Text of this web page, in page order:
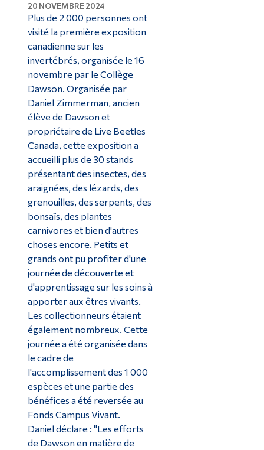
20 NOVEMBRE 2024
Plus de 2 000 personnes ont
visité la première exposition
canadienne sur les
invertébrés, organisée le 16
novembre par le Collège
Dawson. Organisée par
Daniel Zimmerman, ancien
élève de Dawson et
propriétaire de Live Beetles
Canada, cette exposition a
accueilli plus de 30 stands
présentant des insectes, des
araignées, des lézards, des
grenouilles, des serpents, des
bonsaïs, des plantes
carnivores et bien d'autres
choses encore. Petits et
grands ont pu profiter d'une
journée de découverte et
d'apprentissage sur les soins à
apporter aux êtres vivants.
Les collectionneurs étaient
également nombreux. Cette
journée a été organisée dans
le cadre de
l'accomplissement des 1 000
espèces et une partie des
bénéfices a été reversée au
Fonds Campus Vivant.
Daniel déclare : "Les efforts
de Dawson en matière de